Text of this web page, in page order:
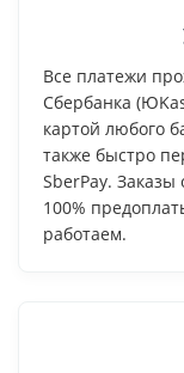
Все платежи
Сбербанка
картой любого
также быстро
SberPay. Заказы
100%
работаем.